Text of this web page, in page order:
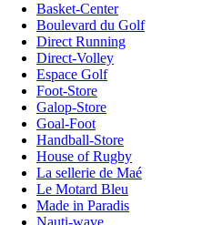
Basket-Center
Boulevard du Golf
Direct Running
Direct-Volley
Espace Golf
Foot-Store
Galop-Store
Goal-Foot
Handball-Store
House of Rugby
La sellerie de Maé
Le Motard Bleu
Made in Paradis